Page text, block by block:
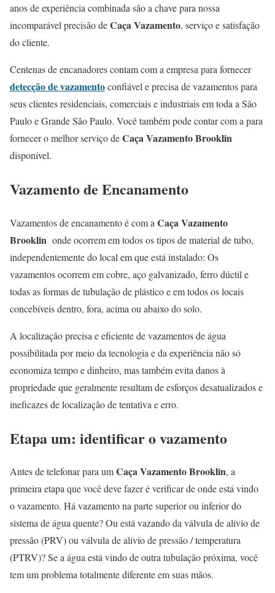
anos de experiência combinada são a chave para nossa
incomparável precisão deCaça Vazamento, serviço e satisfação
do cliente.
Centenas de encanadores contam com a empresa para fornecer
detecção de vazamentoconfiável e precisa de vazamentos para
seus clientes residenciais, comerciais e industriais em toda a São
Paulo e Grande São Paulo. Você também pode contar com a para
fornecer o melhor serviço deCaça Vazamento Brooklin
disponível.
Vazamento de Encanamento
Vazamentos de encanamento é com a Caça Vazamento
Brooklin onde ocorrem em todos os tipos de material de tubo,
independentemente do local em que está instalado: Os
vazamentos ocorrem em cobre, aço galvanizado, ferro dúctil e
todas as formas de tubulação de plástico e em todos os locais
concebíveis dentro, fora, acima ou abaixo do solo.
A localização precisa e eficiente de vazamentos de água
possibilitada por meio da tecnologia e da experiência não só
economiza tempo e dinheiro, mas também evita danos à
propriedade que geralmente resultam de esforços desatualizados e
ineficazes de localização de tentativa e erro.
Etapa um: identificar o vazamento
Antes de telefonar para umCaça Vazamento Brooklin, a
primeira etapa que você deve fazer é verificar de onde está vindo
o vazamento. Há vazamento na parte superior ou inferior do
sistema de água quente? Ou está vazando da válvula de alívio de
pressão (PRV) ou válvula de alívio de pressão / temperatura
(PTRV)? Se a água está vindo de outra tubulação próxima, você
tem um problema totalmente diferente em suas mãos.